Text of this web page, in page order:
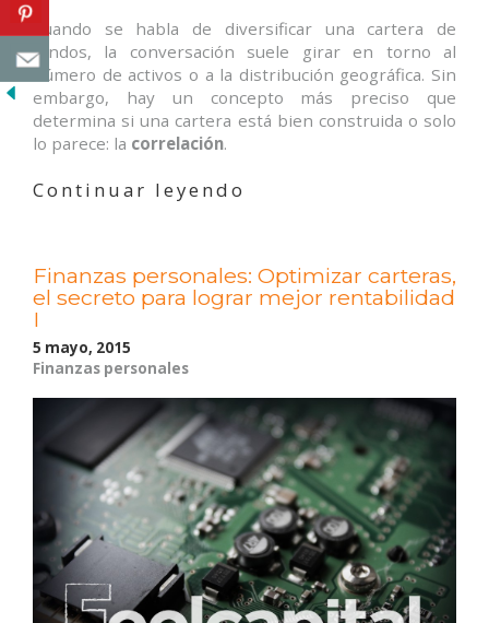
Cuando se habla de diversificar una cartera de
fondos, la conversación suele girar en torno al
número de activos o a la distribución geográfica. Sin
embargo, hay un concepto más preciso que
determina si una cartera está bien construida o solo
lo parece: la correlación.
Continuar leyendo
es
y
en
tu
cartera»
Finanzas personales: Optimizar carteras,
el secreto para lograr mejor rentabilidad
I
5 mayo, 2015
Finanzas personales